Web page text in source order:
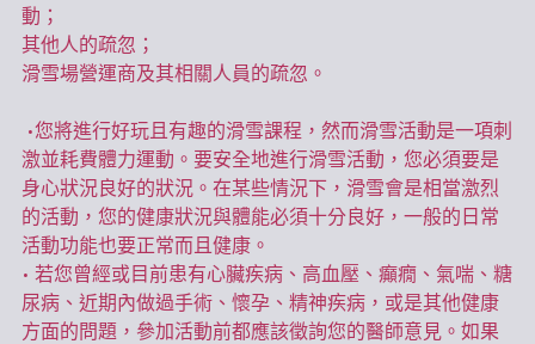
動；
其他人的疏忽；
滑雪場營運商及其相關人員的疏忽。
激並耗費體力運動。要安全地進行滑雪活動，您必須要是
身心狀況良好的狀況。在某些情況下，滑雪會是相當激烈
的活動，您的健康狀況與體能必須十分良好，一般的日常
活動功能也要正常而且健康。
• 若您曾經或目前患有心臟疾病、高血壓、癲癇、氣喘、糖
尿病、近期內做過手術、懷孕、精神疾病，或是其他健康
方面的問題，參加活動前都應該徵詢您的醫師意見。如果